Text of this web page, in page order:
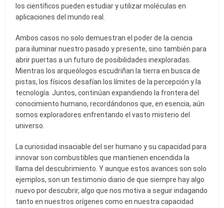
los científicos pueden estudiar y utilizar moléculas en
aplicaciones del mundo real.
Ambos casos no solo demuestran el poder de la ciencia
para iluminar nuestro pasado y presente, sino también para
abrir puertas a un futuro de posibilidades inexploradas.
Mientras los arqueólogos escudriñan la tierra en busca de
pistas, los físicos desafían los límites de la percepción y la
tecnología. Juntos, continúan expandiendo la frontera del
conocimiento humano, recordándonos que, en esencia, aún
somos exploradores enfrentando el vasto misterio del
universo.
La curiosidad insaciable del ser humano y su capacidad para
innovar son combustibles que mantienen encendida la
llama del descubrimiento. Y aunque estos avances son solo
ejemplos, son un testimonio diario de que siempre hay algo
nuevo por descubrir, algo que nos motiva a seguir indagando
tanto en nuestros orígenes como en nuestra capacidad